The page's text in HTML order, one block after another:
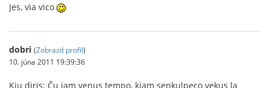
Jes, via vico
dobri (Zobraziť profil)
10. júna 2011 19:39:36
Kiu diris: Ĉu iam venus tempo, kiam senkulpeco vekus la